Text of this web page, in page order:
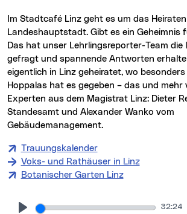
Landeshauptstadt. Gibt es ein Geheimnis
Das hat unser Lehrlingsreporter-Team die
gefragt und spannende Antworten
eigentlich in Linz geheiratet, wo
Hoppalas hat es gegeben – das und mehr
Experten aus dem Magistrat Linz: Dieter
Standesamt und Alexander Wanko vom
Gebäudemanagement.
Trauungskalender
Voks- und Rathäuser in Linz
Botanischer Garten Linz
32:24